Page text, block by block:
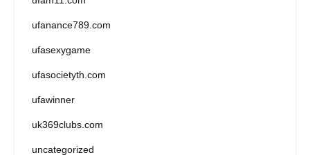
ufanance789.com
ufasexygame
ufasocietyth.com
ufawinner
uk369clubs.com
uncategorized